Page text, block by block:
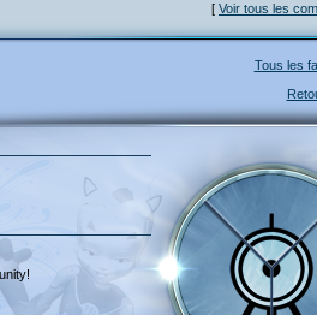
[ Voir tous les
Tous les